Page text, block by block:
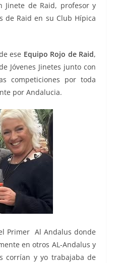
de Raid, profesor y
de Raid en su Club Hípica
ese Equipo Rojo de Raid,
Jóvenes Jinetes junto con
competiciones por toda
por Andalucia.
Primer Al Andalus donde
en otros AL-Andalus y
corrían y yo trabajaba de